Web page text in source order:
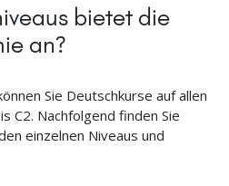
bietet die
an?
Sie Deutschkurse auf allen
C2. Nachfolgend finden Sie
einzelnen Niveaus und